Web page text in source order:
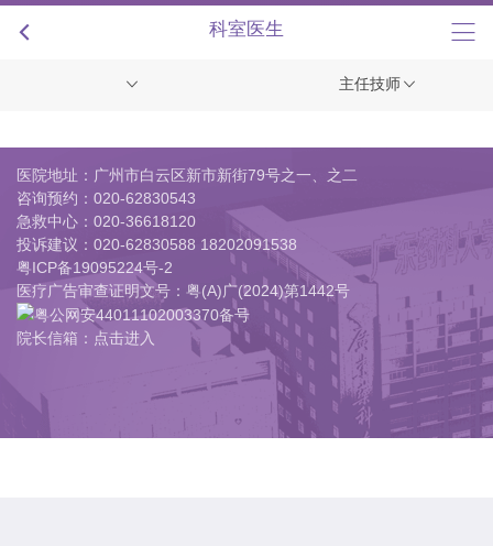
科室医生
主任技师
医院地址：广州市白云区新市新街79号之一、之二
咨询预约： 020-62830543
急救中心： 020-36618120
投诉建议： 020-62830588 18202091538
粤ICP备19095224号-2
医疗广告审查证明文号：粤(A)广(2024)第1442号
粤公网安44011102003370备号
院长信箱：点击进入